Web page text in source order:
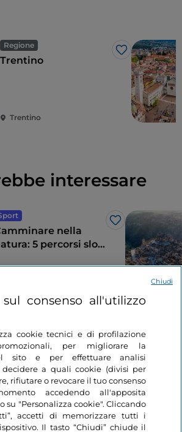
Regione
Like
Trentino
Trentino
interessare
Like
nella
5 percorsi slow
sito
consenso all'utilizzo
cookie tecnici e di profilazione
per migliorare la
sito e per effettuare analisi
a quali cookie (divisi per
rifiutare o revocare il tuo consenso
accedendo all'apposita
su "Personalizza cookie". Cliccando
accetti di memorizzare tutti i
Il tasto “Chiudi” chiude il
Chiudi